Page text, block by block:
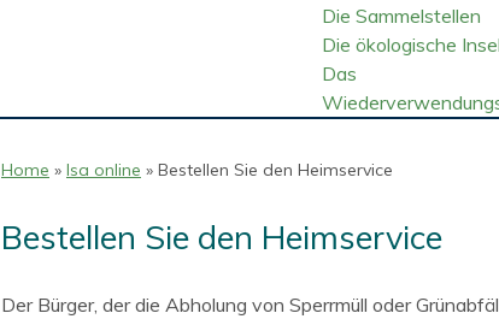
Die Sammelstellen
Die ökologische Insel
Das
Home » Isa online » Bestellen Sie den Heimservice
Bestellen Sie den Heimservice
Der Bürger, der die Abholung von Sperrmüll oder